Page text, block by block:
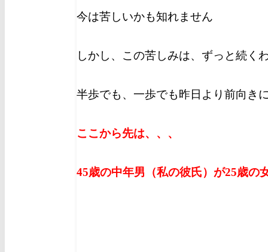
今は苦しいかも知れません
しかし、この苦しみは、ずっと続く
半歩でも、一歩でも昨日より前向き
ここから先は、、、
45歳の中年男（私の彼氏）が25歳の